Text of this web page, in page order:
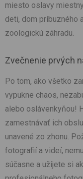
miesto oslavy
deti, dom príbuzného
zoologickú záhradu.
Zvečnenie prvých
Po tom, ako všetko
vypukne chaos,
alebo oslávenkyňou!
zamestnávať ich
unavené zo zhonu.
fotografií a videí,
súčasne a užijete si